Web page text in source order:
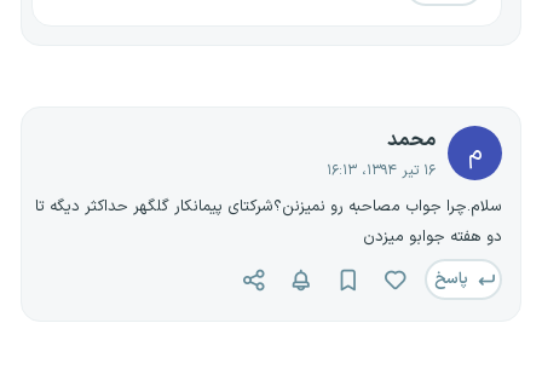
م محمد
۱۶ تیر ۱۳۹۴، ۱۶:۱۳
سلام.چرا جواب مصاحبه رو نمیزنن؟شرکتای پیمانکار گلگهر حداکثر دیگه تا
دو هفته جوابو میزدن
پاسخ